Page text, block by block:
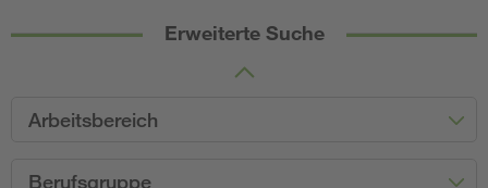
Erweiterte Suche
Arbeitsbereich
Berufsgruppe